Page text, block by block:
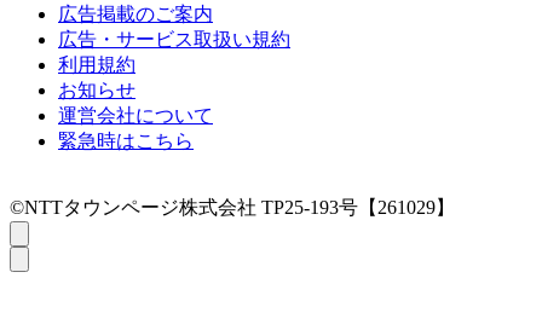
広告掲載のご案内
広告・サービス取扱い規約
利用規約
お知らせ
運営会社について
緊急時はこちら
©NTTタウンページ株式会社 TP25-193号【261029】